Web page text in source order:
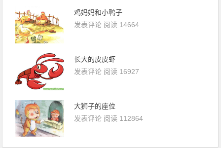
鸡妈妈和小鸭子
发表评论 阅读 14664
长大的皮皮虾
发表评论 阅读 16927
大狮子的座位
发表评论 阅读 112864